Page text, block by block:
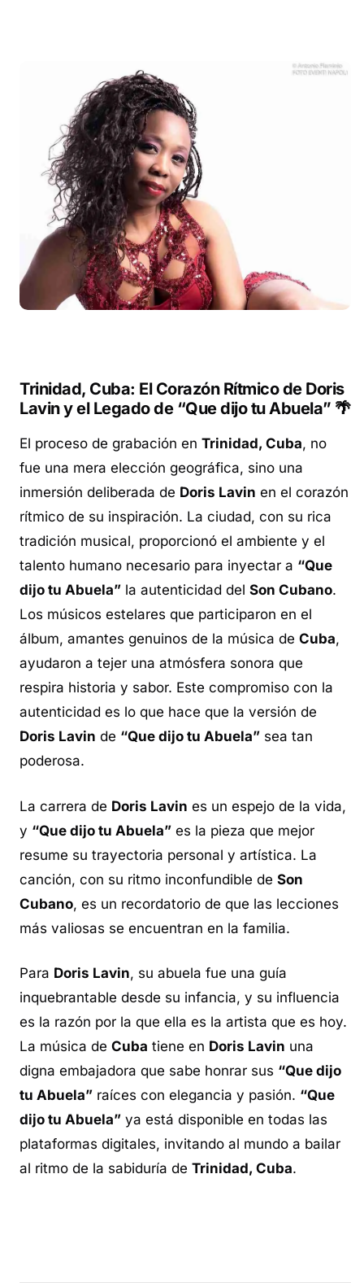
Trinidad, Cuba: El Corazón Rítmico de Doris
Lavin y el Legado de “Que dijo tu Abuela” 🌴
El proceso de grabación en Trinidad, Cuba, no
fue una mera elección geográfica, sino una
inmersión deliberada de Doris Lavin en el corazón
rítmico de su inspiración. La ciudad, con su rica
tradición musical, proporcionó el ambiente y el
talento humano necesario para inyectar a “Que
dijo tu Abuela” la autenticidad del Son Cubano.
Los músicos estelares que participaron en el
álbum, amantes genuinos de la música de Cuba,
ayudaron a tejer una atmósfera sonora que
respira historia y sabor. Este compromiso con la
autenticidad es lo que hace que la versión de
Doris Lavin de “Que dijo tu Abuela” sea tan
poderosa.
La carrera de Doris Lavin es un espejo de la vida,
y “Que dijo tu Abuela” es la pieza que mejor
resume su trayectoria personal y artística. La
canción, con su ritmo inconfundible de Son
Cubano, es un recordatorio de que las lecciones
más valiosas se encuentran en la familia.
Para Doris Lavin, su abuela fue una guía
inquebrantable desde su infancia, y su influencia
es la razón por la que ella es la artista que es hoy.
La música de Cuba tiene en Doris Lavin una
digna embajadora que sabe honrar sus “Que dijo
tu Abuela” raíces con elegancia y pasión. “Que
dijo tu Abuela” ya está disponible en todas las
plataformas digitales, invitando al mundo a bailar
al ritmo de la sabiduría de Trinidad, Cuba.